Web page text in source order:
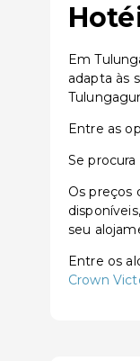
Em
adapta às
Entre as
Se
Os preços
seu
Entre os
Crown